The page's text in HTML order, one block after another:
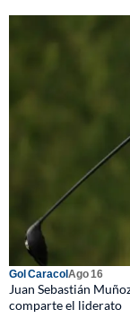
Gol CaracolAgo 16
Juan Sebastián
comparte el liderato